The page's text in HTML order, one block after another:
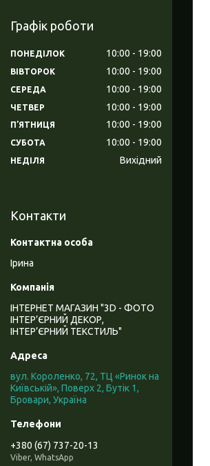
Графік роботи
ПОНЕДІЛОК 10:00 19:00
ВІВТОРОК 10:00 19:00
СЕРЕДА 10:00 19:00
ЧЕТВЕР 10:00 19:00
ПʼЯТНИЦЯ 10:00 19:00
СУБОТА 10:00 19:00
НЕДІЛЯ Вихідний
Контакти
Ірина
ІНТЕРНЕТ МАГАЗИН "3D - ФОТО
ІНТЕР’ЄРНИЙ ДЕКОР,
ІНТЕР’ЄРНИЙ ТЕКСТИЛЬ"
вул. Короленко, 72, ТЦ «Ринок на
Київській», Поверх 2, Бутік 1,
Бровари, Україна
+380 (67) 737-20-13
Viber, WhatsApp